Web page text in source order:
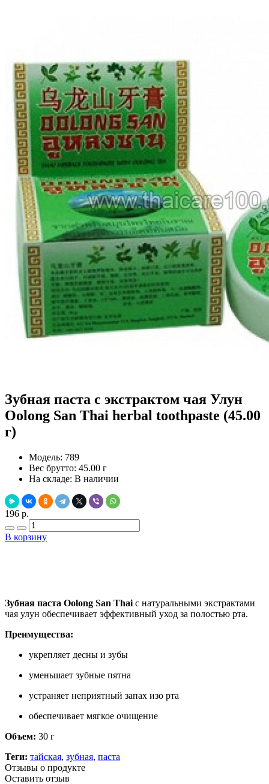
Зубная паста с экстрактом чая Улун
Oolong San Thai herbal toothpaste (45.00
г)
Модель: 789
Вес брутто: 45.00 г
На складе: В наличии
196 р.
В корзину
Зубная паста Oolong San Thai с натуральными экстрактами
чая улун обеспечивает эффективный уход за полостью рта.
Преимущества:
укрепляет десны и зубы
уменьшает зубные пятна
устраняет неприятный запах изо рта
обеспечивает мягкое очищение
Объем: 30 г
Теги: тайская, зубная, паста
Отзывы о продукте
Оставить отзыв